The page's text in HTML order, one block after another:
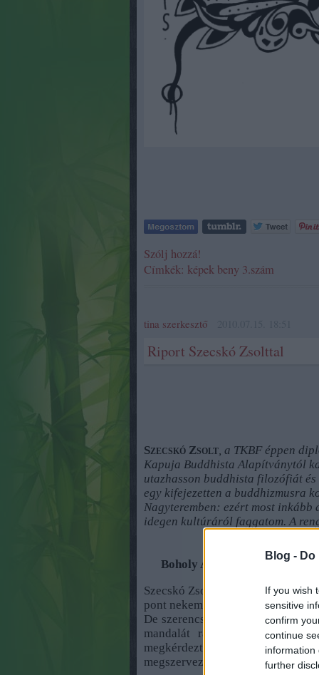
Blog -
If you wish
sensitive
confirm
continue
information
further
Szólj hozzá!
Címkék: képek beny 3.szám
tina szerkesztő
Riport Szecskó Zsolttal
Szecskó Zsolt, a TKBF éppen
Kapuja Buddhista Alapítványtól
utazhasson buddhista filozófiát
egy kifejezetten a buddhizmusra
Nagyteremben: ezért most
idegen kultúráról faggatom. A
Boholy Anikó: A
Szecskó Zsolt: Igen. Szerettem
pont nekem adna pénzt egy
De szerencsém volt – bár a
mandalát rajzolni szerzetesek
megkérdeztem, hogy nem
megszervezni, hogy hol tanuljak.